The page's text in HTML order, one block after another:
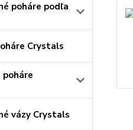
poháre podľa
Crystals
poháre
vázy Crystals